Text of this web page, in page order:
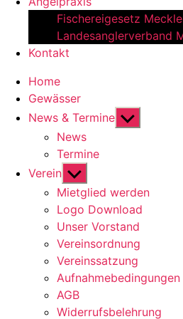
Fischereigesetz
Landesanglerverband
Kontakt
Home
Gewässer
News & Termine Untermenü
News
Termine
Verein Untermenü
anzeigen
Mietglied werden
Logo Download
Unser Vorstand
Vereinsordnung
Vereinssatzung
Aufnahmebedingungen
AGB
Widerrufsbelehrung